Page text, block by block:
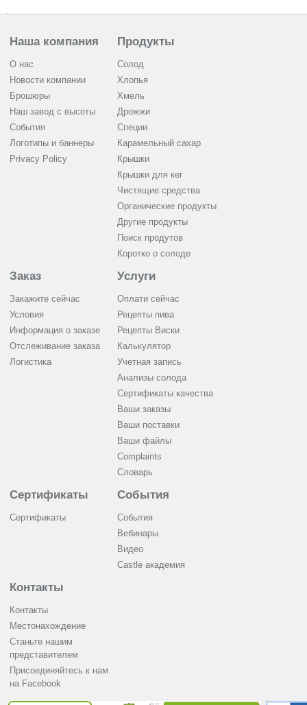
Наша компания
О нас
Новости компании
Брошюры
Наш завод с высоты
События
Логотипы и баннеры
Privacy Policy
Продукты
Солод
Хлопья
Хмель
Дрожжи
Cпеции
Карамельный сахар
Крышки
Крышки для кег
Чистящие средства
Органические продукты
Другие продукты
Поиск продутов
Коротко о солоде
Заказ
Закажите сейчас
Условия
Информация о заказе
Отслеживание заказа
Логистика
Услуги
Оплати сейчас
Рецепты пива
Рецепты Виски
Калькулятор
Учетная запись
Анализы солода
Сертификаты качества
Ваши заказы
Ваши поставки
Ваши файлы
Complaints
Словарь
Сертификаты
Сертификаты
События
События
Вебинары
Видео
Castle академия
Контакты
Контакты
Местонахождение
Станьте нашим
представителем
Присоединяйтесь к нам
на Facebook